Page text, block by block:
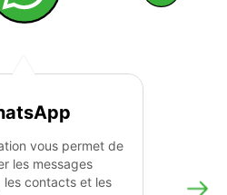
vous permet de
les messages
les contacts et les